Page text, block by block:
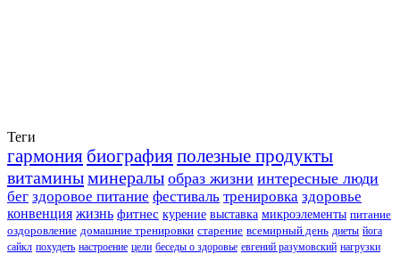
Теги
гармония биографияполезные продукты
витаминыминералы образ жизни интересные люди
бег здоровое питание фестиваль тренировка здоровье
конвенция жизнь фитнес курение выставка микроэлементы питание
оздоровление домашние тренировки старение всемирный день диеты йога
сайкл похудеть настроение цели беседы о здоровье евгений разумовский нагрузки